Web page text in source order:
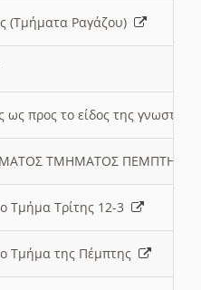
(Τμήματα Ραγάζου)
ως προς το είδος της
ΤΜΗΜΑΤΟΣ
Τμήμα Τρίτης 12-3
Τμήμα της Πέμπτης